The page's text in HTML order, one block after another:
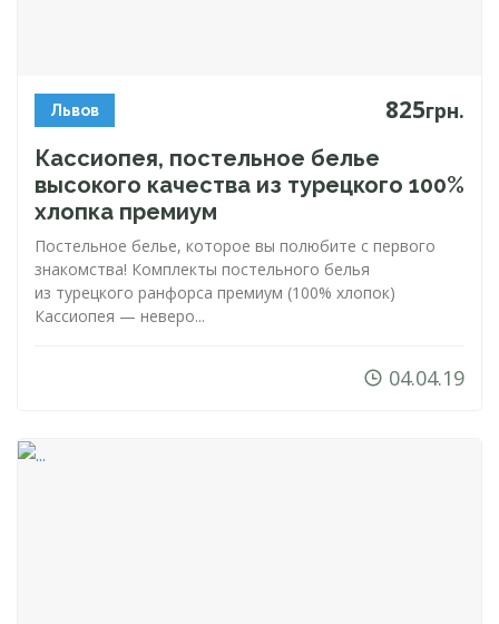
Львов 825грн.
Кассиопея, постельное белье
высокого качества из турецкого 100%
хлопка премиум
Постельное белье, которое вы полюбите с первого
знакомства! Комплекты постельного белья
из турецкого ранфорса премиум (100% хлопок)
Кассиопея — неверо...
04.04.19